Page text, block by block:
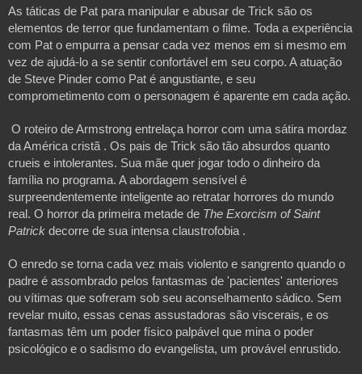
As táticas de Pat para manipular e abusar de Trick são os
elementos de terror que fundamentam o filme. Toda a experiência
com Pat o empurra a pensar cada vez menos em si mesmo em
vez de ajudá-lo a se sentir confortável em seu corpo. A atuação
de Steve Pinder como Pat é angustiante, e seu
comprometimento com o personagem é aparente em cada ação.
O roteiro de Armstrong entrelaça horror com uma sátira mordaz
da América cristã . Os pais de Trick são tão absurdos quanto
crueis e intolerantes. Sua mãe quer jogar todo o dinheiro da
família no programa. A abordagem sensível é
surpreendentemente inteligente ao retratar horrores do mundo
real. O horror da primeira metade de The Exorcism of Saint
Patrick decorre de sua intensa claustrofobia .
O enredo se torna cada vez mais violento e sangrento quando o
padre é assombrado pelos fantasmas de 'pacientes' anteriores
ou vítimas que sofreram sob seu aconselhamento sádico. Sem
revelar muito, essas cenas assustadoras são viscerais, e os
fantasmas têm um poder físico palpável que mina o poder
psicológico e o sadismo do evangelista, um provável enrustido.